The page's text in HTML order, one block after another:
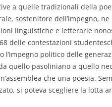
a quelle tradizionali della
sostenitore dell’impegno,
linguistiche e letterarie
delle contestazioni
l’impegno politico delle
quello pasoliniano a quello
che una poesia.
si poteva scegliere la lotta